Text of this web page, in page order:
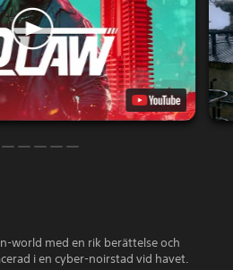
world med en rik berättelse och
i en cyber-noirstad vid havet.